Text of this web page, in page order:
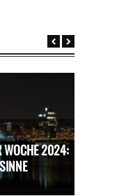
WOCHE 2024: